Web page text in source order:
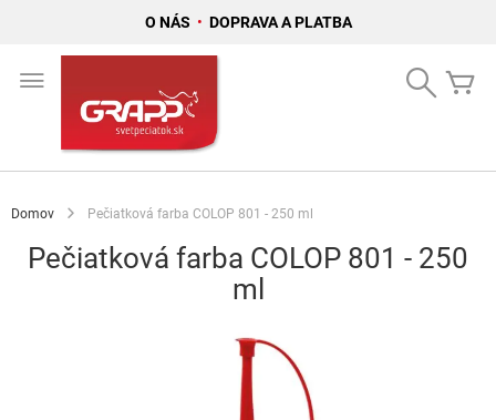
O NÁS • DOPRAVA A PLATBA
Search
Domov Pečiatková farba COLOP 801 - 250 ml
Pečiatková farba COLOP 801 - 250
ml